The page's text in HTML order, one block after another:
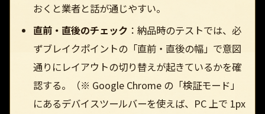
おくと業者と話が通じやすい。
直前・直後のチェック ：納品時のテストでは、必
ずブレイクポイントの「直前・直後の幅」で意図
通りにレイアウトの切り替えが起きているかを確
認する。（※ Google Chrome の「検証モード」
にあるデバイスツールバーを使えば、PC 上で 1px